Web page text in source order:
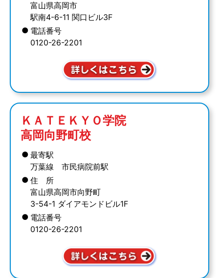
富山県高岡市
駅南4-6-11 関口ビル3F
● 電話番号
0120-26-2201
ＫＡＴＥＫＹＯ学院
高岡向野町校
● 最寄駅
万葉線 市民病院前駅
● 住 所
富山県高岡市向野町
3-54-1 ダイアモンドビル1F
● 電話番号
0120-26-2201